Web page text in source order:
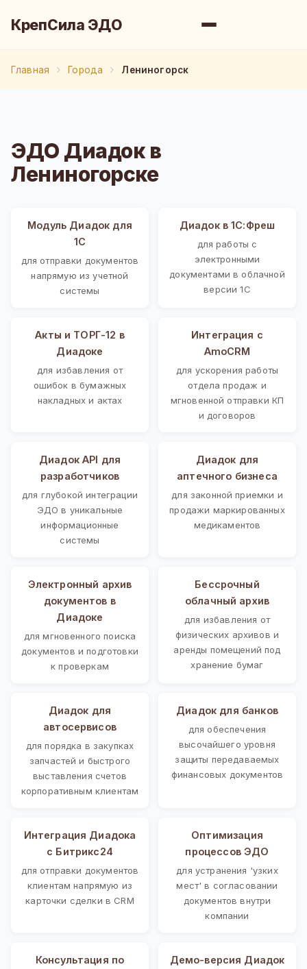
КрепСила ЭДО
Главная Города Лениногорск
ЭДО Диадок в
Лениногорске
Модуль Диадок для
1С
для отправки документов
напрямую из учетной
системы
Диадок в 1С:Фреш
для работы с
электронными
документами в облачной
версии 1С
Акты и ТОРГ-12 в
Диадоке
для избавления от
ошибок в бумажных
накладных и актах
Интеграция с
AmoCRM
для ускорения работы
отдела продаж и
мгновенной отправки КП
и договоров
Диадок API для
разработчиков
для глубокой интеграции
ЭДО в уникальные
информационные
системы
Диадок для
аптечного бизнеса
для законной приемки и
продажи маркированных
медикаментов
Электронный архив
документов в
Диадоке
для мгновенного поиска
документов и подготовки
к проверкам
Бессрочный
облачный архив
для избавления от
физических архивов и
аренды помещений под
хранение бумаг
Диадок для
автосервисов
для порядка в закупках
запчастей и быстрого
выставления счетов
корпоративным клиентам
Диадок для банков
для обеспечения
высочайшего уровня
защиты передаваемых
финансовых документов
Интеграция Диадока
с Битрикс24
для отправки документов
клиентам напрямую из
карточки сделки в CRM
Оптимизация
процессов ЭДО
для устранения 'узких
мест' в согласовании
документов внутри
компании
Консультация по
Демо-версия Диадок